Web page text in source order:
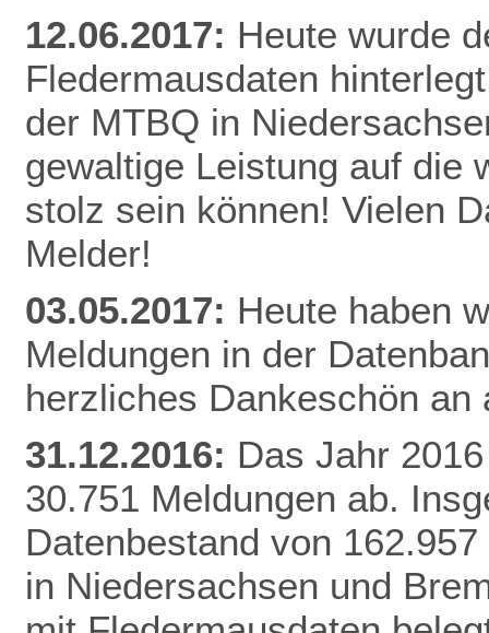
12.06.2017: Heute wurde
Fledermausdaten
der MTBQ in
gewaltige Leistung auf die
stolz sein können! Vielen
Melder!
03.05.2017: Heute haben
Meldungen in der
herzliches Dankeschön
31.12.2016: Das Jahr
30.751 Meldungen ab.
Datenbestand von
in Niedersachsen und